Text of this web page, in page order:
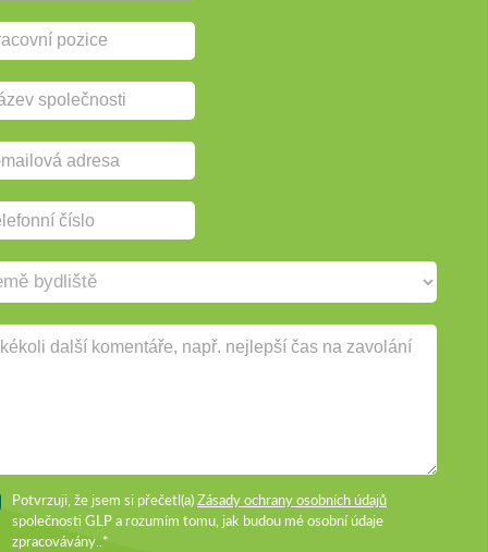
Potvrzuji, že jsem si přečetl(a)Zásady ochrany osobních údajů
společnosti GLP a rozumím tomu, jak budou mé osobní údaje
zpracovávány..*